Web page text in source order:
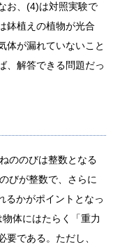
お、(4)は対照実験で
鉢植えの植物が光合
体が漏れていないこと
、解答できる問題だっ
ののびは整数となる
びが整数で、さらに
るかがポイントとなっ
体にはたらく「重力
である。ただし、